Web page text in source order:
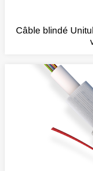
Câble blindé